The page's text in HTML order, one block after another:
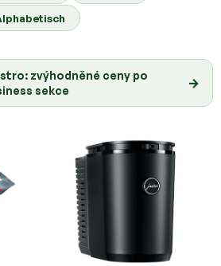
zvýhodněné ceny po
sekce
→